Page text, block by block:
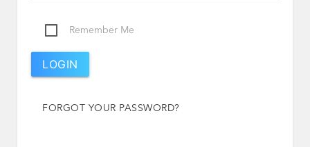
Remember Me
LOGIN
FORGOT YOUR PASSWORD?